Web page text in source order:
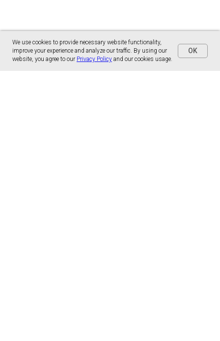
We use cookies to provide necessary website functionality,
improve your experience and analyze our traffic. By using our
website, you agree to our Privacy Policy and our cookies usage.
OK